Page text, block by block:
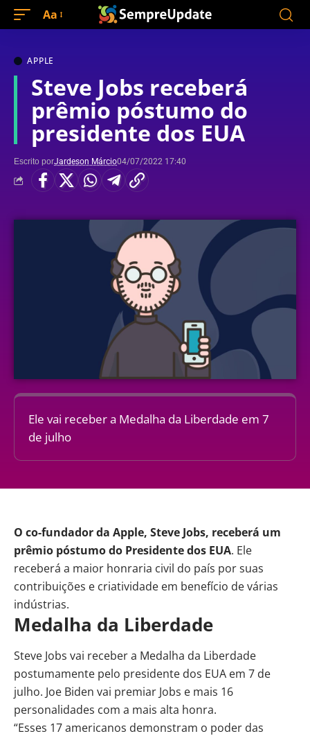
Aa
APPLE
Steve Jobs receberá
prêmio póstumo do
presidente dos EUA
Escrito porJardeson Márcio04/07/2022 17:40
Ele vai receber a Medalha da Liberdade em 7
de julho
O co-fundador da Apple, Steve Jobs, receberá um
prêmio póstumo do Presidente dos EUA. Ele
receberá a maior honraria civil do país por suas
contribuições e criatividade em benefício de várias
indústrias.
Medalha da Liberdade
Steve Jobs vai receber a Medalha da Liberdade
postumamente pelo presidente dos EUA em 7 de
julho. Joe Biden vai premiar Jobs e mais 16
personalidades com a mais alta honra.
“Esses 17 americanos demonstram o poder das